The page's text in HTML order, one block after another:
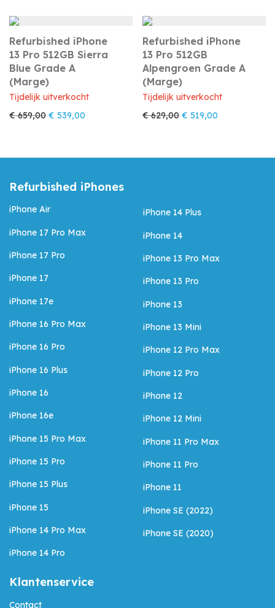
Refurbished iPhone
13 Pro 512GB Sierra
Blue Grade A
(Marge)
Tijdelijk uitverkocht
€659,00 Oorspronkelijke prijs was: € 659,00.
€ 539,00 Huidige prijs is: € 539,00.
Refurbished iPhone
13 Pro 512GB
Alpengroen Grade A
(Marge)
Tijdelijk uitverkocht
€629,00 Oorspronkelijke prijs
€ 519,00
Refurbished iPhones
iPhone Air
iPhone 17 Pro Max
iPhone 17 Pro
iPhone 17
iPhone 17e
iPhone 16 Pro Max
iPhone 16 Pro
iPhone 16 Plus
iPhone 16
iPhone 16e
iPhone 15 Pro Max
iPhone 15 Pro
iPhone 15 Plus
iPhone 15
iPhone 14 Pro Max
iPhone 14 Pro
iPhone 14 Plus
iPhone 14
iPhone 13 Pro Max
iPhone 13 Pro
iPhone 13
iPhone 13 Mini
iPhone 12 Pro Max
iPhone 12 Pro
iPhone 12
iPhone 12 Mini
iPhone 11 Pro Max
iPhone 11 Pro
iPhone 11
iPhone SE (2022)
iPhone SE (2020)
Klantenservice
Contact